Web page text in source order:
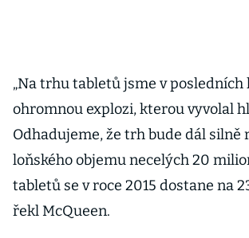
„Na trhu tabletů jsme v posledních
ohromnou explozi, kterou vyvolal
Odhadujeme, že trh bude dál silně
loňského objemu necelých 20
tabletů se v roce 2015 dostane na
řekl McQueen.